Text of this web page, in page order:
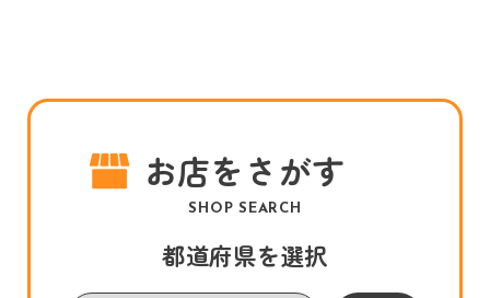
お店をさがす
SHOP SEARCH
都道府県を選択